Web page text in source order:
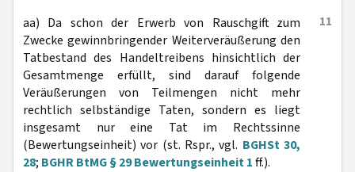
11
aa) Da schon der Erwerb von Rauschgift zum
Zwecke gewinnbringender Weiterveräußerung den
Tatbestand des Handeltreibens hinsichtlich der
Gesamtmenge erfüllt, sind darauf folgende
Veräußerungen von Teilmengen nicht mehr
rechtlich selbständige Taten, sondern es liegt
insgesamt nur eine Tat im Rechtssinne
(Bewertungseinheit) vor (st. Rspr., vgl. BGHSt 30,
28; BGHR BtMG § 29 Bewertungseinheit 1ff.).